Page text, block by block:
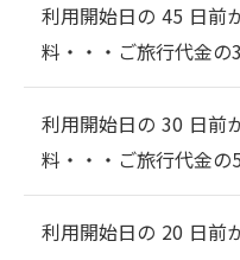
利用開始日の 45 日前
料・・・ ご旅行代金の
利用開始日の 30 日前
料・・・ ご旅行代金の
利用開始日の 20 日前